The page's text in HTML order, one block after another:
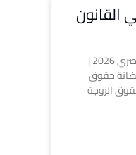
القانون
حقوق الزوجة بعد الطلاق في القانون المصري 2026 |
حقوق
الزوجة